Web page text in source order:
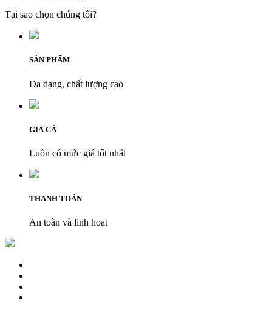
Tại sao chọn chúng tôi?
SẢN PHẨM
Đa dạng, chất lượng cao
GIÁ CẢ
Luôn có mức giá tốt nhất
THANH TOÁN
An toàn và linh hoạt